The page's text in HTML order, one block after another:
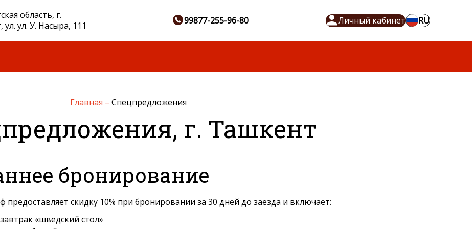
область, г.
ул. У. Насыра, 111
99877-255-96-80 Личный кабинет RU
Главная – Спецпредложения
г. Ташкент
бронирование
предоставляет скидку 10% при бронировании за 30 дней до заезда и включает:
завтрак «шведский стол»